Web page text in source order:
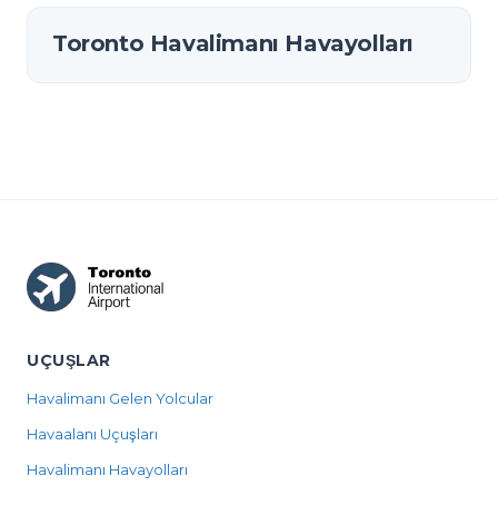
Toronto Havalimanı Havayolları
UÇUŞLAR
Havalimanı Gelen Yolcular
Havaalanı Uçuşları
Havalimanı Havayolları